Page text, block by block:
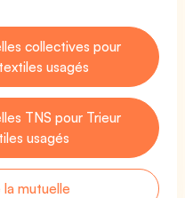
collectives pour
usagés
TNS pour Trieur
usagés
mutuelle